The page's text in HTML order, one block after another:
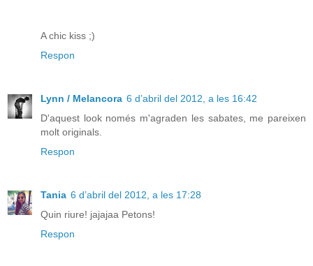
A chic kiss ;)
Respon
Lynn / Melancora 6 d’abril del 2012, a les 16:42
D'aquest look només m'agraden les sabates, me pareixen
molt originals.
Respon
Tania 6 d’abril del 2012, a les 17:28
Quin riure! jajajaa Petons!
Respon